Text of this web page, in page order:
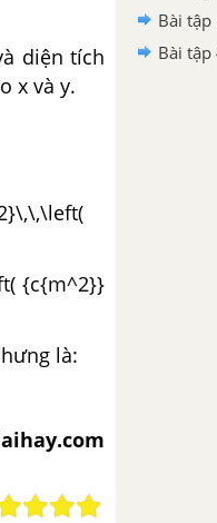
diện tích
x và y.
{c{m^2}}
là: